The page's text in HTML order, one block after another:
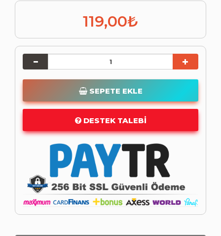
119,00₺
SEPETE EKLE
DESTEK TALEBI